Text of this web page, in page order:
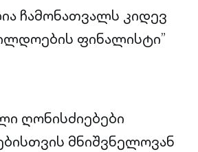
ჩამონათვალს კიდევ
ფინალისტი”
ღონისძიებები
მნიშვნელოვან